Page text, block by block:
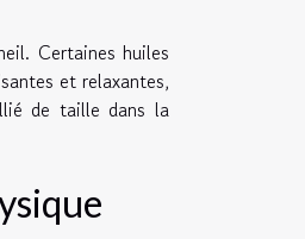
Certaines huiles
et relaxantes,
de taille dans la